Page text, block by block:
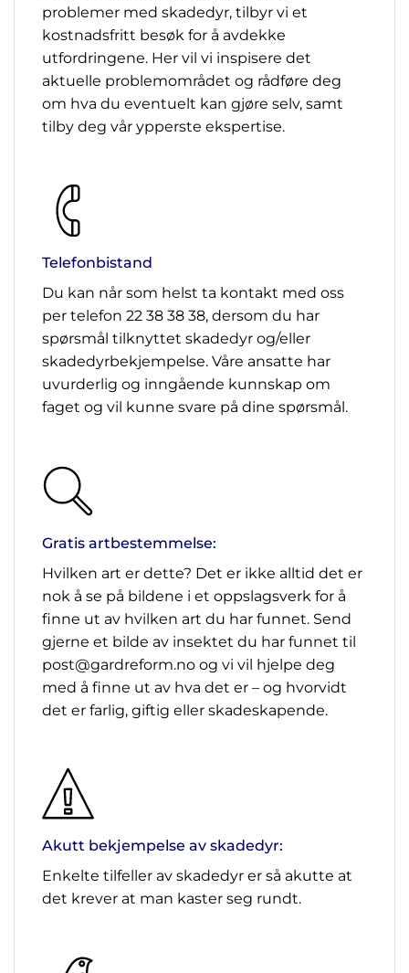
problemer med skadedyr, tilbyr vi et
kostnadsfritt besøk for å avdekke
utfordringene. Her vil vi inspisere det
aktuelle problemområdet og rådføre deg
om hva du eventuelt kan gjøre selv, samt
tilby deg vår ypperste ekspertise.
Telefonbistand
Du kan når som helst ta kontakt med oss
per telefon 22 38 38 38, dersom du har
spørsmål tilknyttet skadedyr og/eller
skadedyrbekjempelse. Våre ansatte har
uvurderlig og inngående kunnskap om
faget og vil kunne svare på dine spørsmål.
Gratis artbestemmelse:
Hvilken art er dette? Det er ikke alltid det er
nok å se på bildene i et oppslagsverk for å
finne ut av hvilken art du har funnet. Send
gjerne et bilde av insektet du har funnet til
post@gardreform.no og vi vil hjelpe deg
med å finne ut av hva det er – og hvorvidt
det er farlig, giftig eller skadeskapende.
Akutt bekjempelse av skadedyr:
Enkelte tilfeller av skadedyr er så akutte at
det krever at man kaster seg rundt.